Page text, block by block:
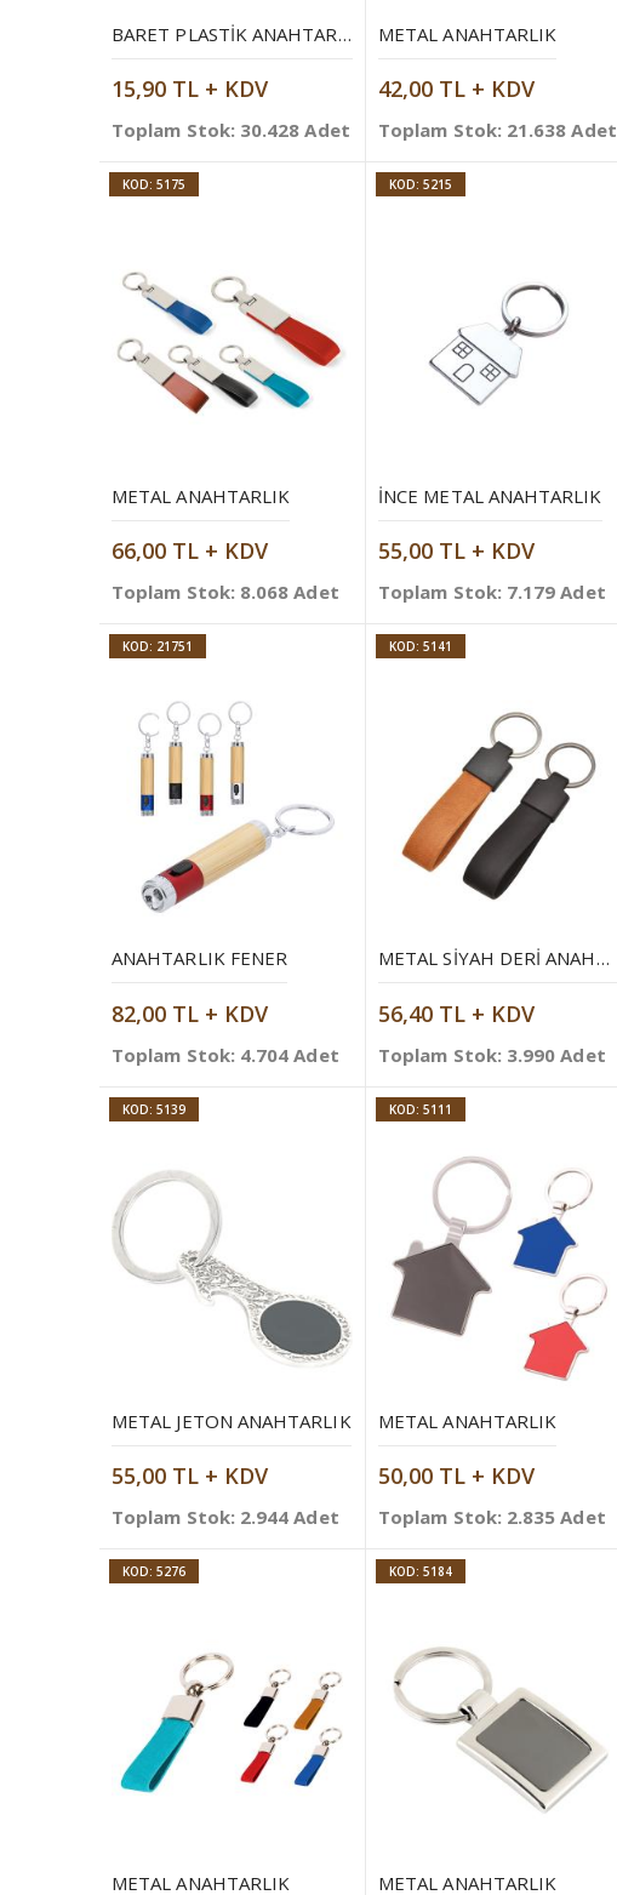
BARET PLASTIK ANAHTARLIK
15,90 TL + KDV
Toplam Stok: 30.428 Adet
METAL ANAHTARLIK
42,00 TL + KDV
Toplam Stok: 21.638 Adet
KOD: 5175
METAL ANAHTARLIK
66,00 TL + KDV
Toplam Stok: 8.068 Adet
KOD: 5215
İNCE METAL ANAHTARLIK
55,00 TL + KDV
Toplam Stok: 7.179 Adet
KOD: 21751
ANAHTARLIK FENER
82,00 TL + KDV
Toplam Stok: 4.704 Adet
KOD: 5141
METAL SIYAH DERI ANAHTARLIK
56,40 TL + KDV
Toplam Stok: 3.990 Adet
KOD: 5139
METAL JETON ANAHTARLIK
55,00 TL + KDV
Toplam Stok: 2.944 Adet
KOD: 5111
METAL ANAHTARLIK
50,00 TL + KDV
Toplam Stok: 2.835 Adet
KOD: 5276
METAL ANAHTARLIK
KOD: 5184
METAL ANAHTARLIK